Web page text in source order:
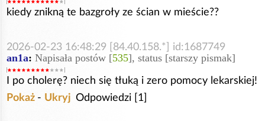
kiedy znikną te bazgroły ze ścian w mieście??
2026-02-23 16:48:29 [84.40.158.*] id:1687749
an1a: Napisała postów [535], status [starszy pismak]
I po cholerę? niech się tłuką i zero pomocy lekarskiej!
Pokaż - Ukryj Odpowiedzi [1]